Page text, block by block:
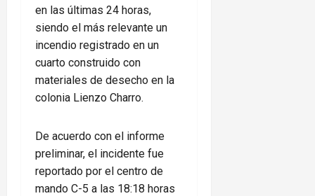
en las últimas 24 horas,
siendo el más relevante un
incendio registrado en un
cuarto construido con
materiales de desecho en la
colonia Lienzo Charro.
De acuerdo con el informe
preliminar, el incidente fue
reportado por el centro de
mando C-5 a las 18:18 horas